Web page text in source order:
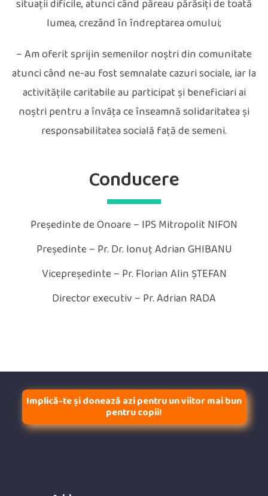
situații dificile, atunci când păreau părăsiți de toată
lumea, crezând în îndreptarea omului;
– Am oferit sprijin semenilor noștri din comunitate
atunci când ne-au fost semnalate cazuri sociale, iar la
activitățile caritabile au participat și beneficiari ai
noștri pentru a învăța ce înseamnă solidaritatea și
responsabilitatea socială față de semeni.
Conducere
Președinte de Onoare – IPS Mitropolit NIFON
Președinte – Pr. Dr. Ionuț Adrian GHIBANU
Vicepreședinte – Pr. Florian Alin ȘTEFAN
Director executiv – Pr. Adrian RADA
Implică-te și donează azi pentru un viitor mai bun
pentru copii!